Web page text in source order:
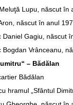
Lupu, născut în
născut în anul
Gagiu, născut
Vrânceanu,
– Bădălan
Bădălan
hramul „Sfântul